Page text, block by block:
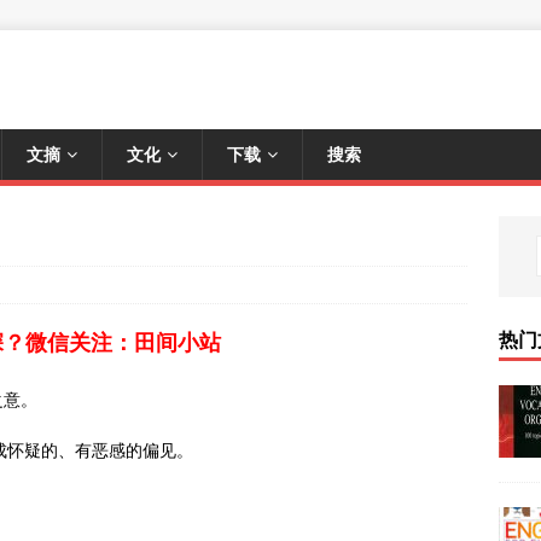
文摘 文化 下载 搜索
微信关注：田间小站
。
疑的、有恶感的偏见。
热